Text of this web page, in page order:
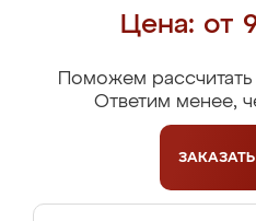
Цена: от
Поможем рассчитать
Ответим менее,
ЗАКАЗАТЬ